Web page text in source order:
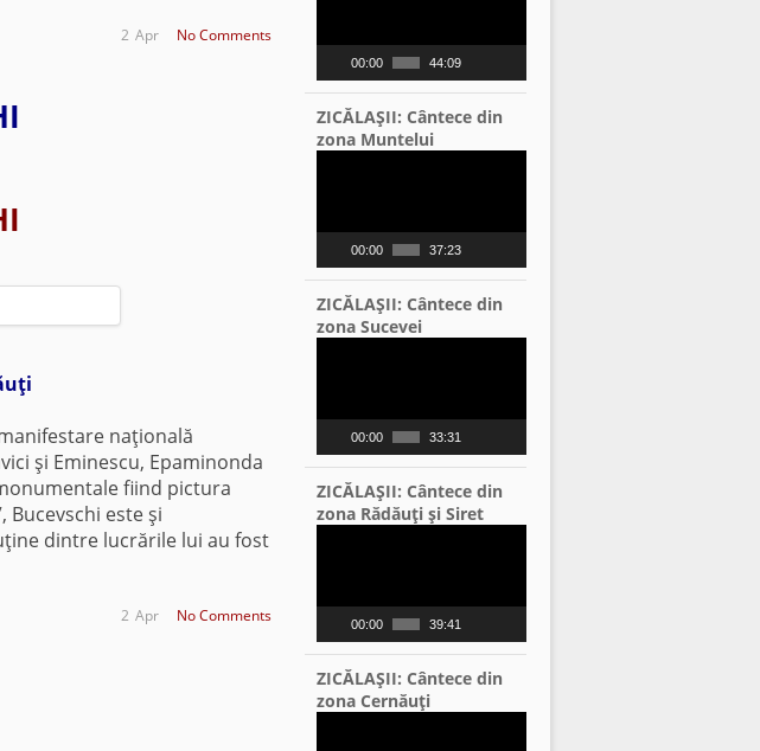
No Comments
Apr
2
naţională
şi Eminescu, Epaminonda
fiind pictura
Bucevschi este şi
dintre lucrările lui au fost
No Comments
Apr
2
00:00 44:09
ZICĂLAŞII: Cântece din
zona Muntelui
00:00 37:23
ZICĂLAŞII: Cântece din
zona Sucevei
00:00 33:31
ZICĂLAŞII: Cântece din
zona Rădăuţi şi Siret
00:00 39:41
ZICĂLAŞII: Cântece din
zona Cernăuţi